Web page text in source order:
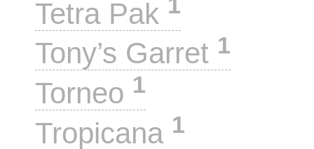
Tetra Pak
Tony’s Garret 1
Torneo 1
Tropicana 1